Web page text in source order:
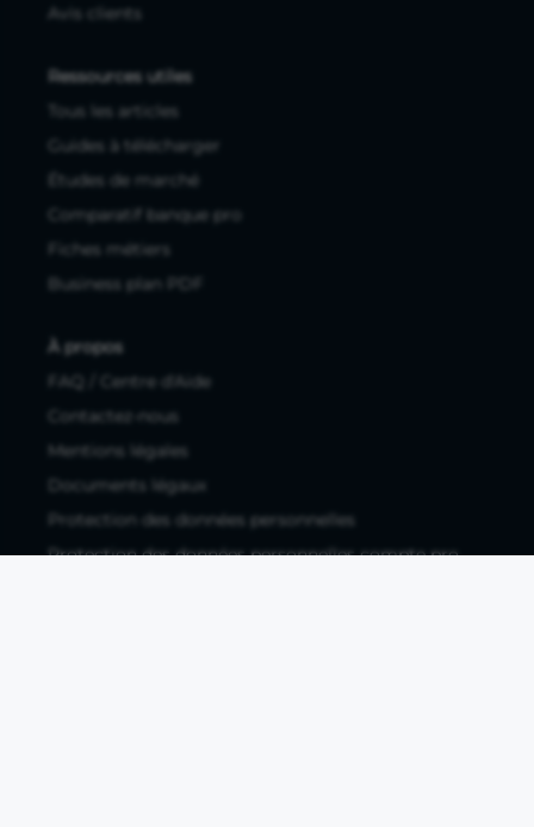
Avis clients
Ressources utiles
Tous les articles
Guides à télécharger
Études de marché
Comparatif banque pro
Fiches métiers
Business plan PDF
À propos
FAQ / Centre d'Aide
Contactez-nous
Mentions légales
Documents légaux
Protection des données personnelles
Protection des données personnelles compte pro